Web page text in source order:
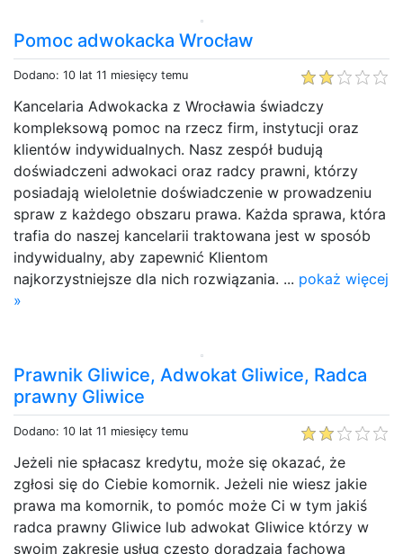
Pomoc adwokacka Wrocław
Dodano: 10 lat 11 miesięcy temu
Kancelaria Adwokacka z Wrocławia świadczy
kompleksową pomoc na rzecz firm, instytucji oraz
klientów indywidualnych. Nasz zespół budują
doświadczeni adwokaci oraz radcy prawni, którzy
posiadają wieloletnie doświadczenie w prowadzeniu
spraw z każdego obszaru prawa. Każda sprawa, która
trafia do naszej kancelarii traktowana jest w sposób
indywidualny, aby zapewnić Klientom
najkorzystniejsze dla nich rozwiązania. ... pokaż więcej
»
Prawnik Gliwice, Adwokat Gliwice, Radca
prawny Gliwice
Dodano: 10 lat 11 miesięcy temu
Jeżeli nie spłacasz kredytu, może się okazać, że
zgłosi się do Ciebie komornik. Jeżeli nie wiesz jakie
prawa ma komornik, to pomóc może Ci w tym jakiś
radca prawny Gliwice lub adwokat Gliwice którzy w
swoim zakresie usług często doradzają fachową